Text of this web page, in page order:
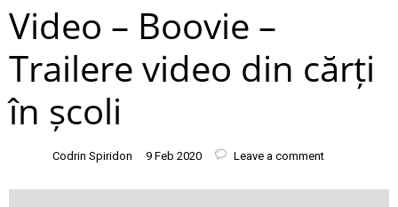
Video – Boovie –
Trailere video din cărți
în școli
Codrin Spiridon 9 Feb 2020 Leave a comment